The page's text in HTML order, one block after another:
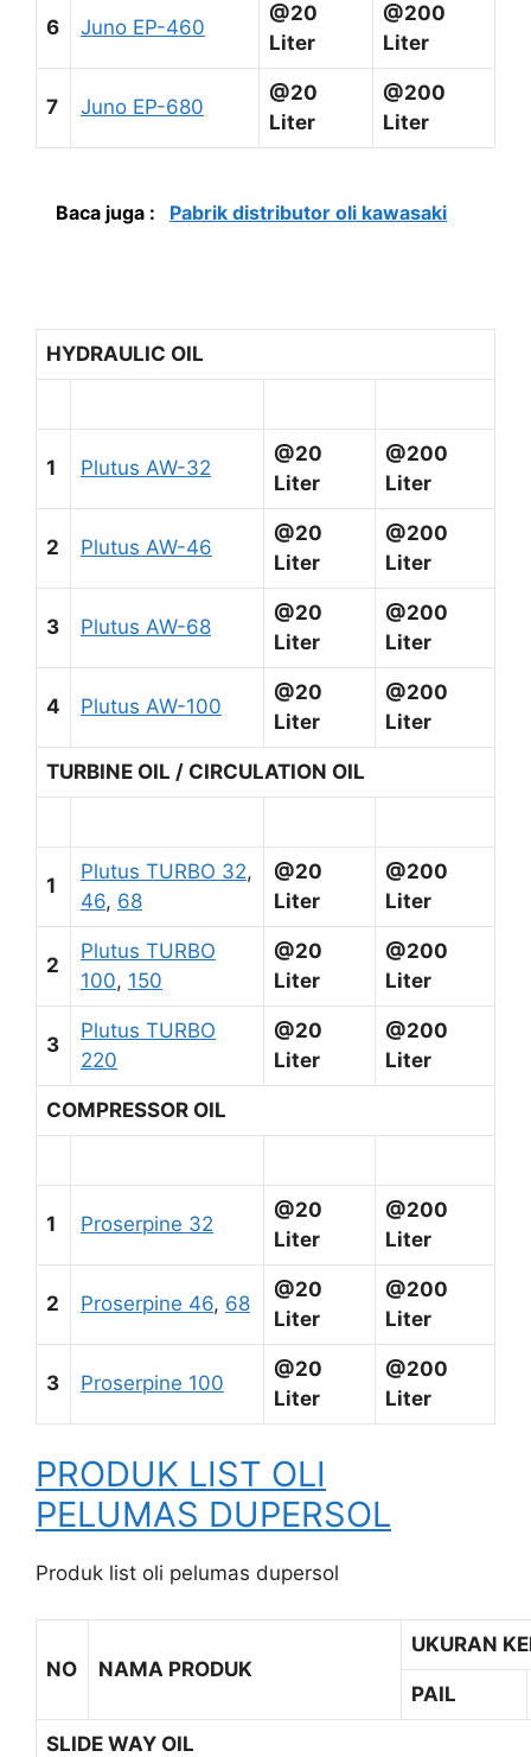
6 Juno EP-460
@20
Liter
@200
Liter
7 Juno EP-680
@20
Liter
@200
Liter
Baca juga : Pabrik distributor oli kawasaki
HYDRAULIC OIL
1 Plutus AW-32
@20
Liter
@200
Liter
2 Plutus AW-46
@20
Liter
@200
Liter
3 Plutus AW-68
@20
Liter
@200
Liter
4 Plutus AW-100
@20
Liter
@200
Liter
TURBINE OIL / CIRCULATION OIL
1
Plutus TURBO 32,
46, 68
@20
Liter
@200
Liter
2
Plutus TURBO
100, 150
@20
Liter
@200
Liter
3
Plutus TURBO
220
@20
Liter
@200
Liter
COMPRESSOR OIL
1 Proserpine 32
@20
Liter
@200
Liter
2 Proserpine 46, 68
@20
Liter
@200
Liter
3 Proserpine 100
@20
Liter
@200
Liter
PRODUK LIST OLI
PELUMAS DUPERSOL
Produk list oli pelumas dupersol
NO NAMA PRODUK
UKURAN
PAIL
SLIDE WAY OIL